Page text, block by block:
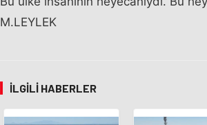
M.LEYLEK
İLGILI HABERLER